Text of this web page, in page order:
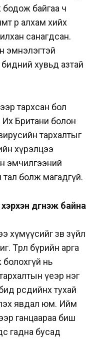
байгаа ч
өөр алхам хийх
санагдсан.
эмнэлэгтэй
хувьд азтай
тархсан бол
Британи болон
тархалтыг
хүрэлцээ
эмчилгээний
тал болж магадгүй.
дүгнэж байна
хүмүүсийг зөв зүйл
Төрөл бүрийн арга
нь
үеэр нэг
өөрсдийнхөө тухай
явдал юм. Ийм
ганцаараа биш
гадна бусад